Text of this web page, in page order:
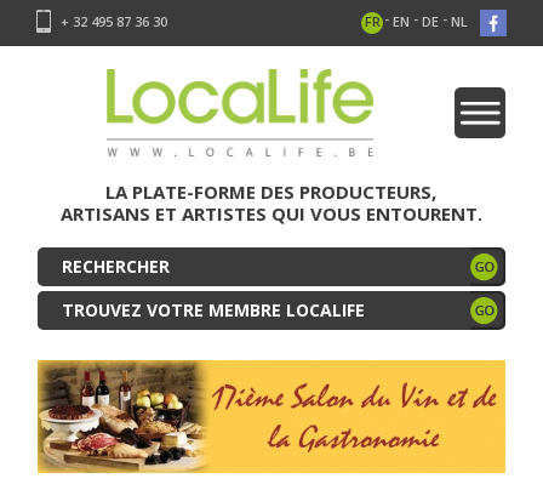
+ 32 495 87 36 30 FR - EN - DE - NL
LA PLATE-FORME DES PRODUCTEURS,
ARTISANS ET ARTISTES QUI VOUS ENTOURENT.
TROUVEZ VOTRE MEMBRE LOCALIFE